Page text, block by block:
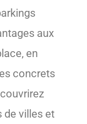
aux
en
concrets
de villes et